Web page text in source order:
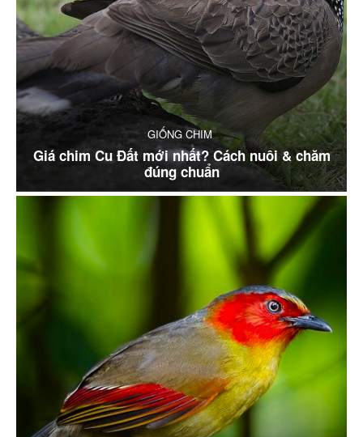
GIỐNG CHIM
Giá chim Cu Đất mới nhất? Cách nuôi & chăm
đúng chuẩn